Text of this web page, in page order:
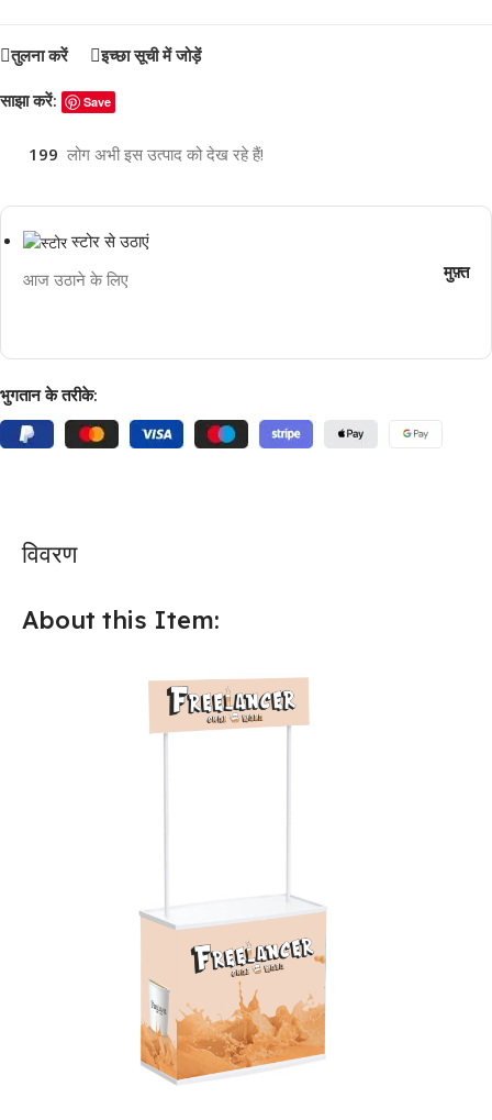
तुलना करें इच्छा सूची में जोड़ें
साझा करें: Save
199 लोग अभी इस उत्पाद को देख रहे हैं!
स्टोर से उठाएं
आज उठाने के लिए मुफ़्त
भुगतान के तरीके:
विवरण
About this Item: